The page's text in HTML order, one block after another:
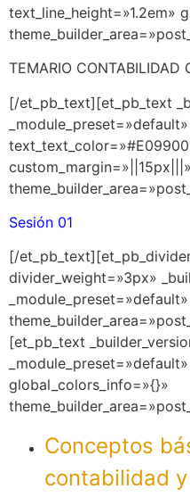
text_line_height=»1.2em»
TEMARIO CONTABILIDAD
[/et_pb_text][et_pb_text
Sesión 01
[/
divider_weight=»3px»
[et_pb_text
global_colors_info=»{}»
Conceptos
contabilidad y